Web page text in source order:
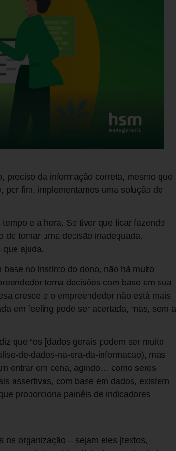
preciso da informação correta, mesmo que
por fim, implementamos uma solução de
e a hora. Se tiver que ficar fazendo
de tomar uma decisão inadequada.
que ajuda.
no instinto do dono, não há muito
toma decisões com base em sua
cresce e o empreendedor não está mais
em feeling pode ser acertada, mas, sem a
que “os [dados gerais podem ser muito
de-dados-na-era-da-informacao), mas
entrar em cena, agindo… como seres
assertivas, com base em dados, existem
proporciona painéis de indicadores
na organização – sejam eles [textos,